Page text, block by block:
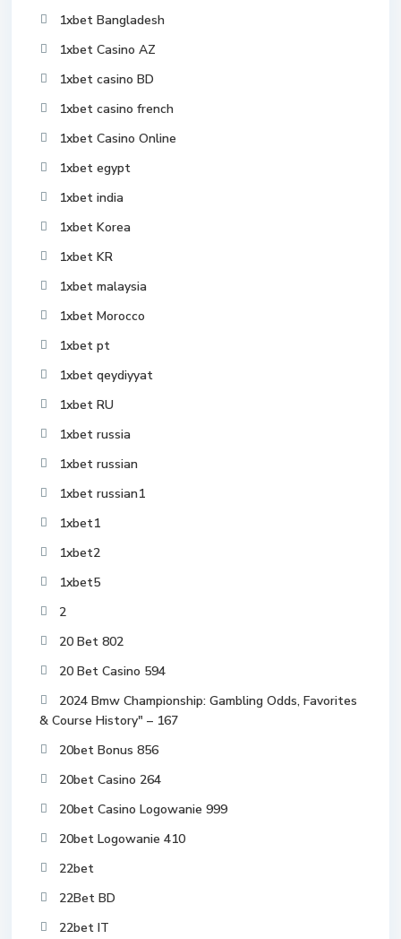
1xbet Bangladesh
1xbet Casino AZ
1xbet casino BD
1xbet casino french
1xbet Casino Online
1xbet egypt
1xbet india
1xbet Korea
1xbet KR
1xbet malaysia
1xbet Morocco
1xbet pt
1xbet qeydiyyat
1xbet RU
1xbet russia
1xbet russian
1xbet russian1
1xbet1
1xbet2
1xbet5
2
20 Bet 802
20 Bet Casino 594
2024 Bmw Championship: Gambling Odds, Favorites
& Course History" – 167
20bet Bonus 856
20bet Casino 264
20bet Casino Logowanie 999
20bet Logowanie 410
22bet
22Bet BD
22bet IT